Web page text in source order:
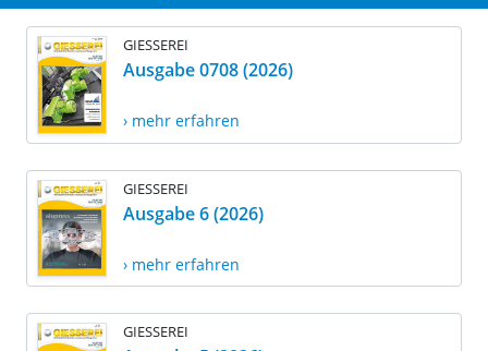
GIESSEREI
Ausgabe 0708 (2026)
› mehr erfahren
GIESSEREI
Ausgabe 6 (2026)
› mehr erfahren
GIESSEREI